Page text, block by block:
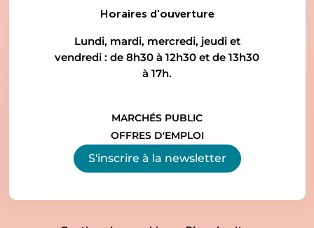
Horaires d'ouverture
Lundi, mardi, mercredi, jeudi et
vendredi : de 8h30 à 12h30 et de 13h30
à 17h.
MARCHÉS PUBLIC
OFFRES D'EMPLOI
S'inscrire à la newsletter